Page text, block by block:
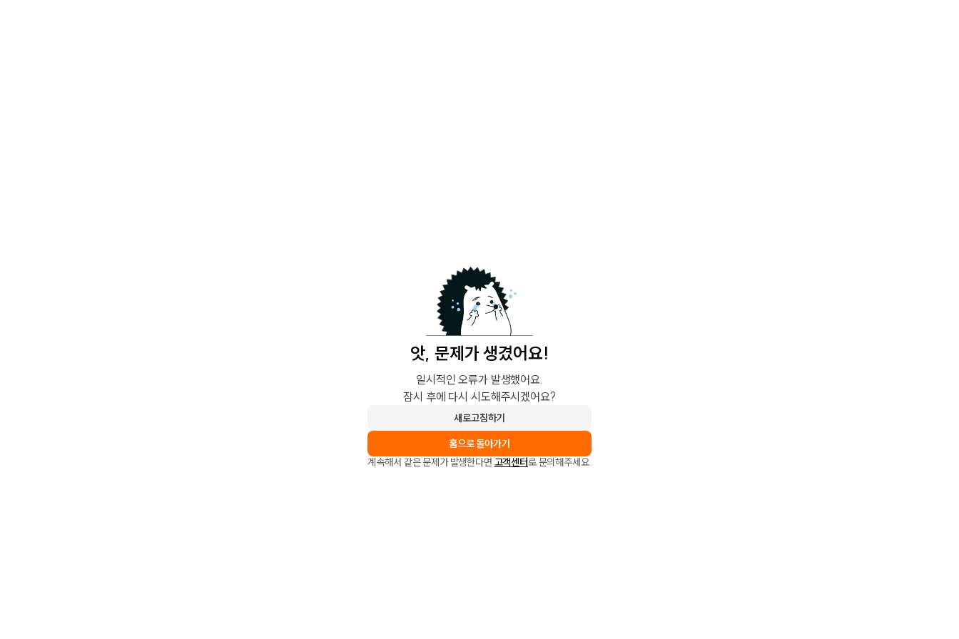
앗, 문제가 생겼어요!
일시적인 오류가 발생했어요.
잠시 후에 다시 시도해주시겠어요?
새로고침하기
홈으로 돌아가기
계속해서 같은 문제가 발생한다면 고객센터로 문의해주세요.